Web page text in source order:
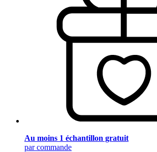
Au moins 1 échantillon gratuit
par commande